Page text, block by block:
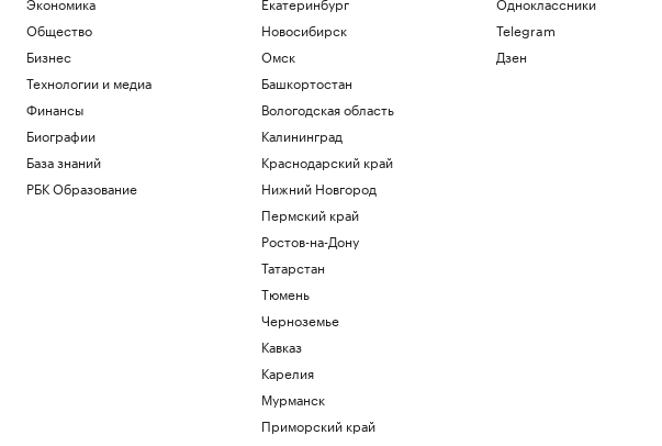
Общество
Бизнес
Технологии и медиа
Финансы
Биографии
База знаний
РБК Образование
Новосибирск
Омск
Башкортостан
Вологодская область
Калининград
Краснодарский край
Нижний Новгород
Пермский край
Ростов-на-Дону
Татарстан
Тюмень
Черноземье
Кавказ
Карелия
Мурманск
Приморский край
Telegram
Дзен